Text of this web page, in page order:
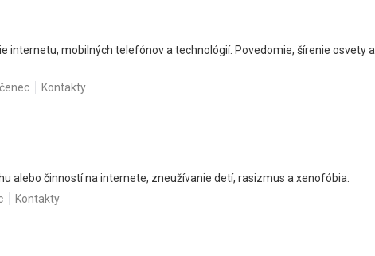
internetu, mobilných telefónov a technológií. Povedomie, šírenie osvety a
Kontakty
alebo činností na internete, zneužívanie detí, rasizmus a xenofóbia.
Kontakty